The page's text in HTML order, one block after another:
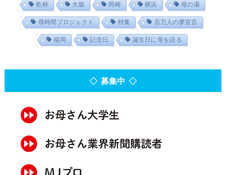
乾杯 大阪 岡崎 横浜 母の湯
母時間プロジェクト 特集 百万人の夢宣言
福岡 記念日 誕生日に母を語る
◇ 募集中 ◇